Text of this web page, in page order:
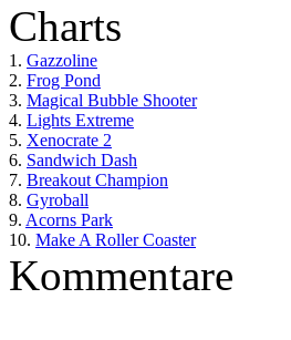
Charts
1. Gazzoline
2. Frog Pond
3. Magical Bubble Shooter
4. Lights Extreme
5. Xenocrate 2
6. Sandwich Dash
7. Breakout Champion
8. Gyroball
9. Acorns Park
10. Make A Roller Coaster
Kommentare